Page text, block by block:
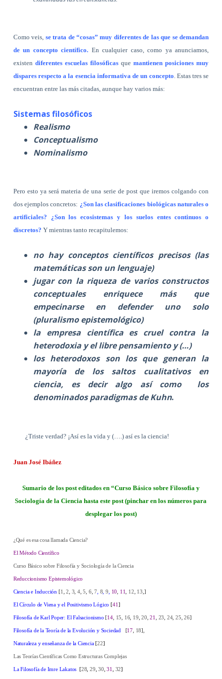
Como veis, se trata de “cosas” muy diferentes de las que se demandan
de un concepto científico. En cualquier caso, como ya anunciamos,
existen diferentes escuelas filosóficas quemantienen posiciones muy
dispares respecto a la esencia informativa de un concepto. Estas tres se
encuentran entre las más citadas, aunque hay varios más:
Sistemas filosóficos
Realismo
Conceptualismo
Nominalismo
Pero esto ya será materia de una serie de post que iremos colgando con
dos ejemplos concretos: ¿Son las clasificaciones biológicas naturales o
artificiales? ¿Son los ecosistemas y los suelos entes continuos o
discretos? Y mientras tanto recapitulemos:
no hay conceptos científicos precisos (las
matemáticas son un lenguaje)
jugar con la riqueza de varios constructos
conceptuales enriquece más que
empecinarse en defender uno solo
(pluralismo epistemológico)
la empresa científica es cruel contra la
heterodoxia y el libre pensamiento y (…)
los heterodoxos son los que generan la
mayoría de los saltos cualitativos en
ciencia, es decir algo así como
los
denominados paradigmas de Kuhn.
¿Triste verdad? ¡Así es la vida y (….) así es la ciencia!
Juan José Ibáñez
Sumario de los post editados en “Curso Básico sobre Filosofía y
Sociología de la Ciencia hasta este post (pinchar en los números para
desplegar los post)
¿Qué es esa cosa llamada Ciencia?
El Método Científico
Curso Básico sobre Filosofía y Sociología de la Ciencia
Reduccionismo Epistemológico
Ciencia e Inducción [1,2, 3, 4,5, 6, 7, 8,9, 10, 11, 12, 13,]
El Círculo de Viena y el Positivismo Lógico [41]
Filosofía de Karl Poper: El Falsacionismo [14, 15, 16, 19,20,21, 23, 24,25,26]
Filosofía de la Teoría de la Evolución y Sociedad [17, 18],
Naturaleza y enseñanza de la Ciencia[22]
Las Teorías Científicas Como Estructuras Complejas
La Filosofía de Imre Lakatos [28, 29,30,31, 32]